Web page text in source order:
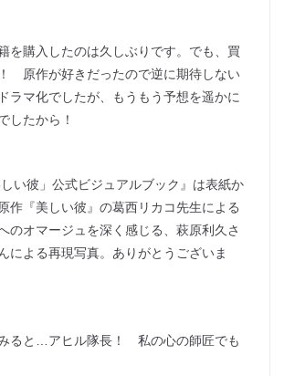
を購入したのは久しぶりです。でも、買
原作が好きだったので逆に期待しない
ラマ化でしたが、もうもう予想を遥かに
したから！
しい彼」公式ビジュアルブック』は表紙か
作『美しい彼』の葛西リカコ先生による
のオマージュを深く感じる、萩原利久さ
による再現写真。ありがとうございま
ると…アヒル隊長！ 私の心の師匠でも